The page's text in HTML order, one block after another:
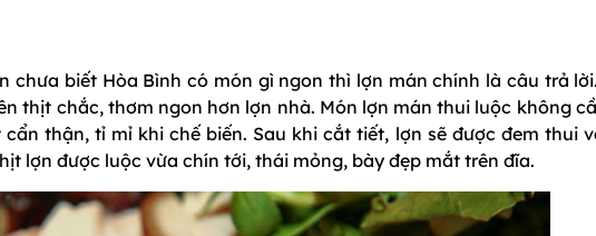
chưa biết Hòa Bình có món gì ngon thì lợn mán chính là câu trả
thịt chắc, thơm ngon hơn lợn nhà. Món lợn mán thui luộc không
thận, tỉ mỉ khi chế biến. Sau khi cắt tiết, lợn sẽ được đem thui
lợn được luộc vừa chín tới, thái mỏng, bày đẹp mắt trên đĩa.